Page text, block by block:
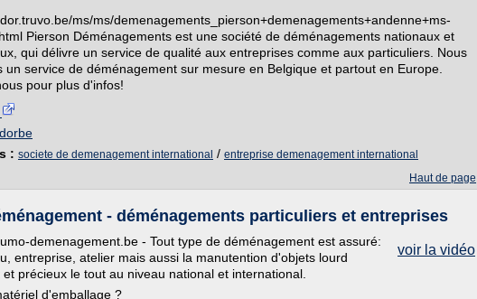
ms/ms/demenagements_pierson+demenagements+andenne+ms-
Pierson Déménagements est une société de déménagements nationaux et
qui délivre un service de qualité aux entreprises comme aux particuliers. Nous
un service de déménagement sur mesure en Belgique et partout en Europe.
pour plus d'infos!
: societe de demenagement international / entreprise demenagement international
Haut de page
- déménagements particuliers et entreprises
voir la vidéo
demenagement.be - Tout type de déménagement est assuré:
entreprise, atelier mais aussi la manutention d'objets lourd
précieux le tout au niveau national et international.
d'emballage ?